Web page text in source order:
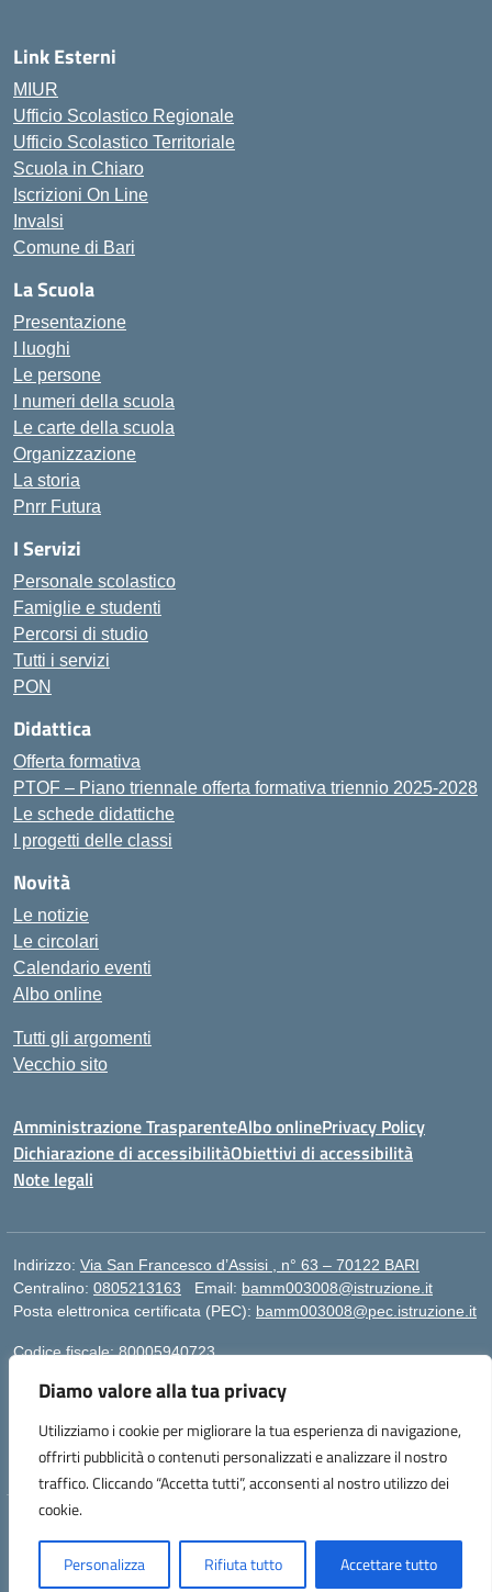
Diamo valore alla tua privacy
Utilizziamo i cookie per migliorare la tua esperienza di navigazione,
offrirti pubblicità o contenuti personalizzati e analizzare il nostro
traffico. Cliccando “Accetta tutti”, acconsenti al nostro utilizzo dei
cookie.
Personalizza Rifiuta tutto Accettare tutto
Link Esterni
MIUR
Ufficio Scolastico Regionale
Ufficio Scolastico Territoriale
Scuola in Chiaro
Iscrizioni On Line
Invalsi
Comune di Bari
La Scuola
Presentazione
I luoghi
Le persone
I numeri della scuola
Le carte della scuola
Organizzazione
La storia
Pnrr Futura
I Servizi
Personale scolastico
Famiglie e studenti
Percorsi di studio
Tutti i servizi
PON
Didattica
Offerta formativa
PTOF – Piano triennale offerta formativa triennio 2025-2028
Le schede didattiche
I progetti delle classi
Novità
Le notizie
Le circolari
Calendario eventi
Albo online
Tutti gli argomenti
Vecchio sito
Amministrazione TrasparenteAlbo onlinePrivacy Policy
Dichiarazione di accessibilitàObiettivi di accessibilità
Note legali
Indirizzo: Via San Francesco d’Assisi , n° 63 – 70122 BARI
Centralino: 0805213163 Email: bamm003008@istruzione.it
Posta elettronica certificata (PEC): bamm003008@pec.istruzione.it
Codice fiscale: 80005940723
Codice Indice delle Pubbliche Amministrazioni (IPA):
Codice unico di fatturazione (CUF): UFZ1FY